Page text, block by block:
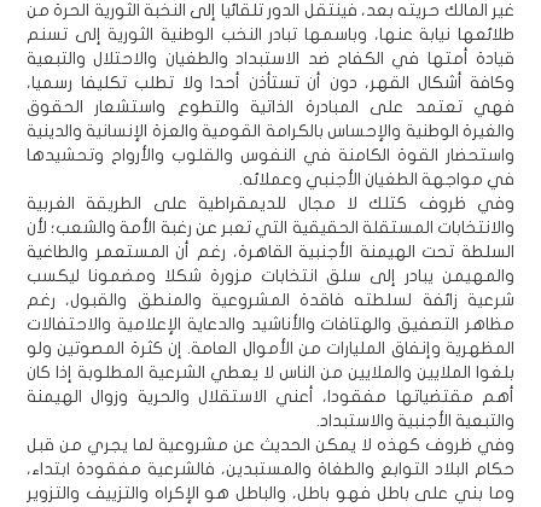
غير المالك حريته بعد، فينتقل الدور تلقائيا إلى النخبة الثورية الحرة من
طلائعها نيابة عنها، وباسمها تبادر النخب الوطنية الثورية إلى تسنم
قيادة أمتها في الكفاح ضد الاستبداد والطغيان والاحتلال والتبعية
وكافة أشكال القهر، دون أن تستأذن أحدا ولا تطلب تكليفا رسميا،
فهي تعتمد على المبادرة الذاتية والتطوع واستشعار الحقوق
والغيرة الوطنية والإحساس بالكرامة القومية والعزة الإنسانية والدينية
واستحضار القوة الكامنة في النفوس والقلوب والأرواح وتحشيدها
في مواجهة الطغيان الأجنبي وعملائه.
وفي ظروف كتلك لا مجال للديمقراطية على الطريقة الغربية
والانتخابات المستقلة الحقيقية التي تعبر عن رغبة الأمة والشعب؛ لأن
السلطة تحت الهيمنة الأجنبية القاهرة، رغم أن المستعمر والطاغية
والمهيمن يبادر إلى سلق انتخابات مزورة شكلا ومضمونا ليكسب
شرعية زائفة لسلطته فاقدة المشروعية والمنطق والقبول، رغم
مظاهر التصفيق والهتافات والأناشيد والدعاية الإعلامية والاحتفالات
المظهرية وإنفاق المليارات من الأموال العامة. إن كثرة المصوتين ولو
بلغوا الملايين والملايين من الناس لا يعطي الشرعية المطلوبة إذا كان
أهم مقتضياتها مفقودا، أعني الاستقلال والحرية وزوال الهيمنة
والتبعية الأجنبية والاستبداد.
وفي ظروف كهذه لا يمكن الحديث عن مشروعية لما يجري من قبل
حكام البلاد التوابع والطغاة والمستبدين، فالشرعية مفقودة ابتداء،
وما بني على باطل فهو باطل، والباطل هو الإكراه والتزييف والتزوير